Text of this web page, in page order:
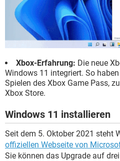
Xbox-Erfahrung: Die neue
Windows 11 integriert. So
Spielen des Xbox Game Pass,
Xbox Store.
Windows 11 installieren
Seit dem 5. Oktober 2021 steht
offiziellen Webseite von
Sie können das Upgrade auf